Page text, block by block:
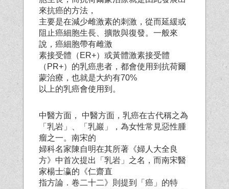
來抗癌的方法，
主要是在減少雌激素的刺激，從而延緩或
阻止癌細胞生長、擴散與復發。一般來
說，癌細胞帶有雌激
素接受體（ER+）或黃體激素接受體
（PR+）的乳癌患者，都會使用到抗荷爾
蒙治療，也就是大約有70%
以上的乳癌會使用到。
中醫方面， 中醫方面，乳癌在古代稱之為
「乳岩」、「乳巖」，為女性常見惡性腫
瘤之一。南宋的
婦科名家陳自明在其所著《婦人大全良
方》中首次提出「乳岩」之名，而南宋醫
家楊士瀛的《仁齋直
指方論．卷二十二》則提到「癌」的特